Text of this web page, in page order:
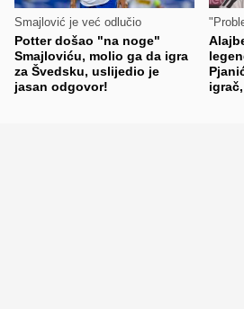
Smajlović je već odlučio
Potter došao "na noge"
Smajloviću, molio ga da igra
za Švedsku, uslijedio je
jasan odgovor!